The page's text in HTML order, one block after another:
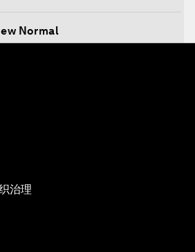
Normal
Internet Economy
at a Crossroads
治理